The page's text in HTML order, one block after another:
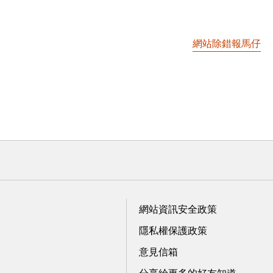
網站除錯報馬仔
網站資訊安全政策
隱私權保護政策
意見信箱